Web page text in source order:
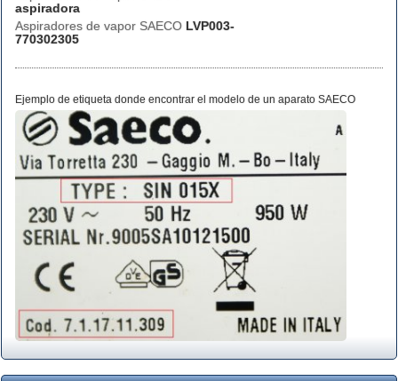
aspiradora
Aspiradores de vapor SAECO LVP003-
770302305
Ejemplo de etiqueta donde encontrar el modelo de un aparato SAECO